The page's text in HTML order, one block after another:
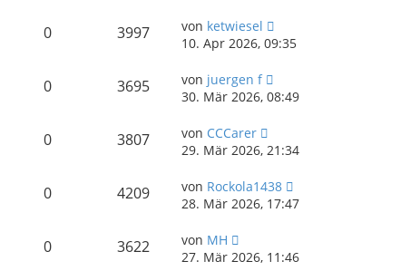
0 3997 von ketwiesel
10. Apr 2026, 09:35
0 3695 von juergen f
30. Mär 2026, 08:49
0 3807 von CCCarer
29. Mär 2026, 21:34
0 4209 von Rockola1438
28. Mär 2026, 17:47
0 3622 von MH
27. Mär 2026, 11:46